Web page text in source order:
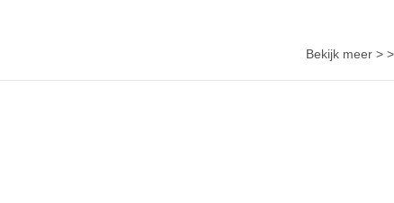
Bekijk meer > >